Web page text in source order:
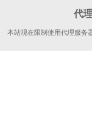
代
本站现在限制使用代理服务